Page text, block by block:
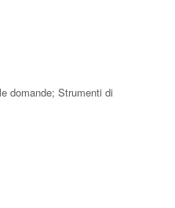
domande; Strumenti di